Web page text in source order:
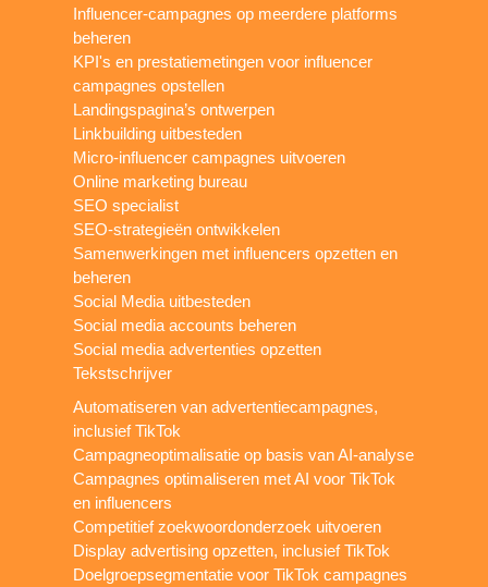
Influencer-campagnes op meerdere platforms
beheren
KPI's en prestatiemetingen voor influencer
campagnes opstellen
Landingspagina’s ontwerpen
Linkbuilding uitbesteden
Micro-influencer campagnes uitvoeren
Online marketing bureau
SEO specialist
SEO-strategieën ontwikkelen
Samenwerkingen met influencers opzetten en
beheren
Social Media uitbesteden
Social media accounts beheren
Social media advertenties opzetten
Tekstschrijver
Automatiseren van advertentiecampagnes,
inclusief TikTok
Campagneoptimalisatie op basis van AI-analyse
Campagnes optimaliseren met AI voor TikTok
en influencers
Competitief zoekwoordonderzoek uitvoeren
Display advertising opzetten, inclusief TikTok
Doelgroepsegmentatie voor TikTok campagnes